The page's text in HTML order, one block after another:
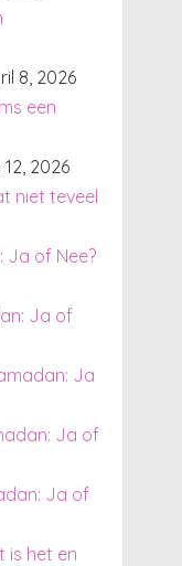
8, 2026
een
2026
niet teveel
Ja of Nee?
Ja of
Ja
Ja of
Ja of
is het en